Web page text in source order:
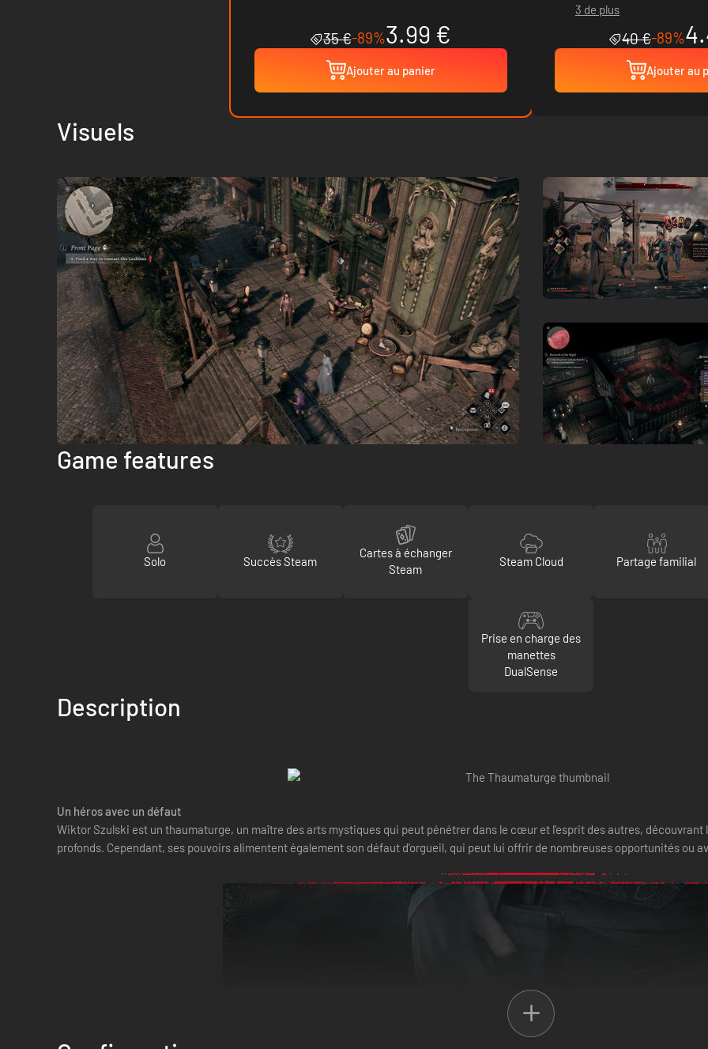
35 €-89%3.99 €
Ajouter au panier
3 de plus
40 €-89%
Ajouter au
Visuels
Game features
Solo Succès Steam
Cartes à échanger
Steam
Steam Cloud Partage familial
Prise en charge des
manettes
DualSense
Description
Un héros avec un défaut
Wiktor Szulski est un thaumaturge, un maître des arts mystiques qui peut pénétrer dans le cœur et l'esprit des autres,
profonds. Cependant, ses pouvoirs alimentent également son défaut d'orgueil, qui peut lui offrir de nombreuses opportunités ou